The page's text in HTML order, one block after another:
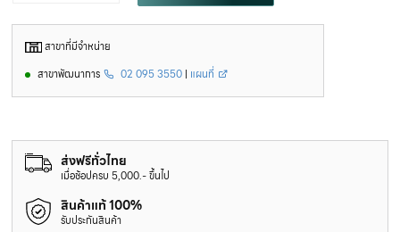
สาขาที่มีจำหน่าย
สาขาพัฒนาการ
02 095 3550| แผนที่
ส่งฟรีทั่วไทย
เมื่อช้อปครบ 5,000.- ขึ้นไป
สินค้าแท้ 100%
รับประกันสินค้า